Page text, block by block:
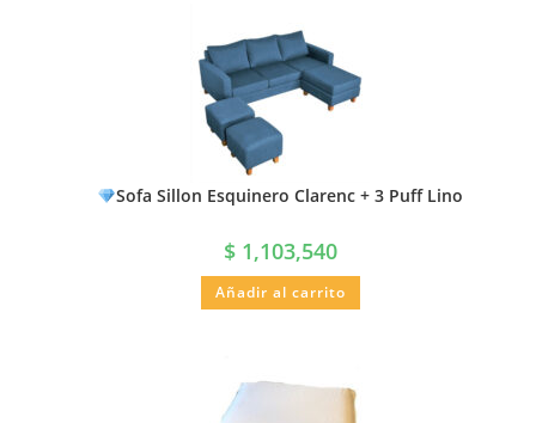
Sofa Sillon Esquinero Clarenc + 3 Puff Lino
$1,103,540
Añadir al carrito